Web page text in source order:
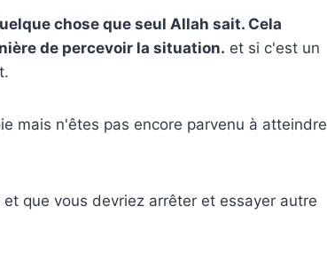
chose que seul Allah sait. Cela
de percevoir la situation. et si c'est un
mais n'êtes pas encore parvenu à atteindre
que vous devriez arrêter et essayer autre